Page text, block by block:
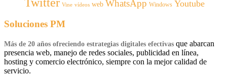
Vine vídeos web WhatsApp Windows Youtube
Soluciones PM
Más de 20 años ofreciendo estrategias digitales efectivas que abarcan
presencia web, manejo de redes sociales, publicidad en línea,
hosting y comercio electrónico, siempre con la mejor calidad de
servicio.